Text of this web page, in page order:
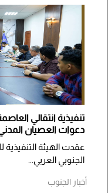
تنفيذية انتقالي
دعوات العصيان
​عقدت الهيئة التنفيذية
الجنوبي العربي...
أخبار الجنوب